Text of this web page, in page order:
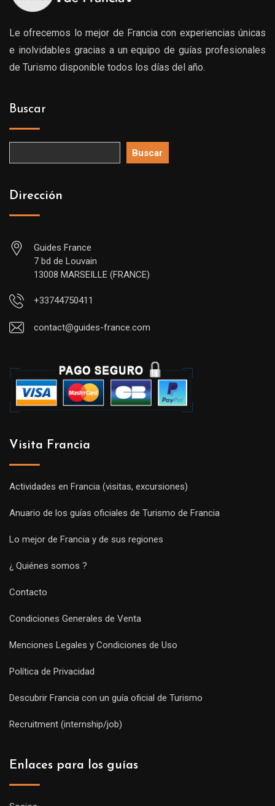
Le ofrecemos lo mejor de Francia con experiencias únicas
e inolvidables gracias a un equipo de guías profesionales
de Turismo disponible todos los días del año.
Buscar
Buscar
Dirección
Guides France
7 bd de Louvain
13008 MARSEILLE (FRANCE)
+33744750411
contact@guides-france.com
Visita Francia
Actividades en Francia (visitas, excursiones)
Anuario de los guías oficiales de Turismo de Francia
Lo mejor de Francia y de sus regiones
¿ Quiénes somos ?
Contacto
Condiciones Generales de Venta
Menciones Legales y Condiciones de Uso
Política de Privacidad
Descubrir Francia con un guía oficial de Turismo
Recruitment (internship/job)
Enlaces para los guías